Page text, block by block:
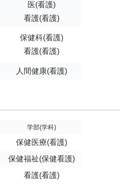
医(看護)
看護(看護)
保健科(看護)
看護(看護)
人間健康(看護)
学部(学科)
保健医療(看護)
保健福祉(保健看護)
看護(看護)